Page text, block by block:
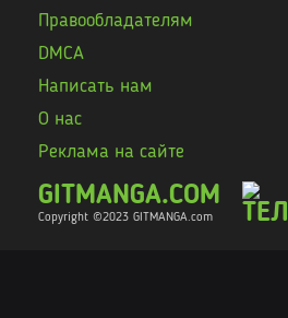
GITMANGA.COM
Copyright ©2023 GITMANGA.com
Правообладателям
DMCA
Написать нам
О нас
Реклама на сайте